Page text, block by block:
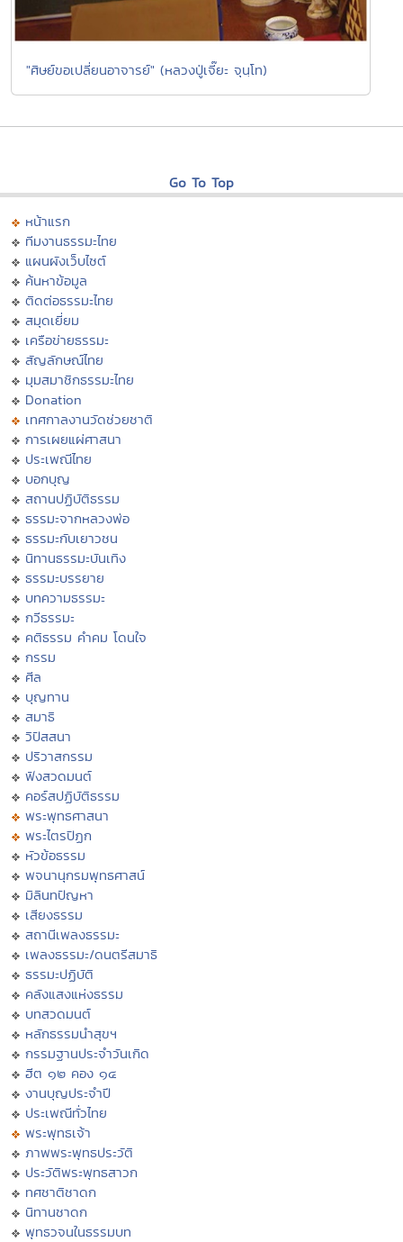
"ศิษย์ขอเปลี่ยนอาจารย์" (หลวงปู่เจี๊ยะ จุนฺโท)
Go To Top
หน้าแรก
ทีมงานธรรมะไทย
แผนผังเว็บไซต์
ค้นหาข้อมูล
ติดต่อธรรมะไทย
สมุดเยี่ยม
เครือข่ายธรรมะ
สัญลักษณ์ไทย
มุมสมาชิกธรรมะไทย
Donation
เทศกาลงานวัดช่วยชาติ
การเผยแผ่ศาสนา
ประเพณีไทย
บอกบุญ
สถานปฏิบัติธรรม
ธรรมะจากหลวงพ่อ
ธรรมะกับเยาวชน
นิทานธรรมะบันเทิง
ธรรมะบรรยาย
บทความธรรมะ
กวีธรรมะ
คติธรรม คำคม โดนใจ
กรรม
ศีล
บุญทาน
สมาธิ
วิปัสสนา
ปริวาสกรรม
ฟังสวดมนต์
คอร์สปฏิบัติธรรม
พระพุทธศาสนา
พระไตรปิฏก
หัวข้อธรรม
พจนานุกรมพุทธศาสน์
มิลินทปัญหา
เสียงธรรม
สถานีเพลงธรรมะ
เพลงธรรมะ/ดนตรีสมาธิ
ธรรมะปฏิบัติ
คลังแสงแห่งธรรม
บทสวดมนต์
หลักธรรมนำสุขฯ
กรรมฐานประจำวันเกิด
ฮีต ๑๒ คอง ๑๔
งานบุญประจำปี
ประเพณีทั่วไทย
พระพุทธเจ้า
ภาพพระพุทธประวัติ
ประวัติพระพุทธสาวก
ทศชาติชาดก
นิทานชาดก
พุทธวจนในธรรมบท